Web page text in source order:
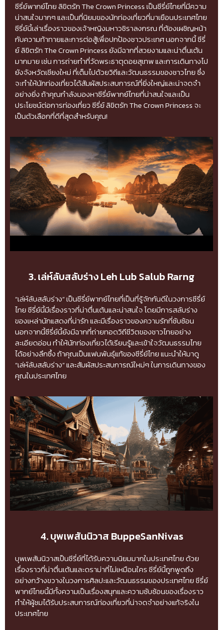
ซีรี่ย์พากย์ไทย ลิขิตรัก The Crown Princess เป็นซีรี่ย์ไทยที่มีความ
น่าสนใจมากๆ และเป็นที่นิยมของนักท่องเที่ยวที่มาเยือนประเทศไทย
ซีรี่ย์นี้เล่าเรื่องราวของเจ้าหญิงมหาวชิราลงกรณ ที่ต้องเผชิญหน้า
กับความท้าทายและการต่อสู้เพื่อปกป้องชาวประเทศ นอกจากนี้ ซีรี่
ย์ ลิขิตรัก The Crown Princess ยังมีฉากที่สวยงามและน่าตื่นเต้น
มากมาย เช่น การถ่ายทำที่วัดพระธาตุดอยสุเทพ และการเดินทางไป
ยังจังหวัดเชียงใหม่ ที่เต็มไปด้วยวิถีและวัฒนธรรมของชาวไทย ซึ่ง
จะทำให้นักท่องเที่ยวได้สัมผัสประสบการณ์ที่ยิ่งใหญ่และน่าจดจำ
อย่างยิ่ง ถ้าคุณกำลังมองหาซีรี่ย์พากย์ไทยที่น่าสนใจและเป็น
ประโยชน์ต่อการท่องเที่ยว ซีรี่ย์ ลิขิตรัก The Crown Princess จะ
เป็นตัวเลือกที่ดีที่สุดสำหรับคุณ!
3. เล่ห์ลับสลับร่าง Leh Lub Salub Rarng
“เล่ห์ลับสลับร่าง” เป็นซีรี่ย์พากย์ไทยที่เป็นที่รู้จักกันดีในวงการซีรี่ย์
ไทย ซีรี่ย์นี้มีเรื่องราวที่น่าตื่นเต้นและน่าสนใจ โดยมีการสลับร่าง
ของเหล่านักแสดงที่น่ารัก และมีเรื่องราวของความรักที่ซับซ้อน
นอกจากนี้ซีรี่ย์นี้ยังมีฉากที่ถ่ายทอดวิถีชีวิตของชาวไทยอย่าง
ละเอียดอ่อน ทำให้นักท่องเที่ยวได้เรียนรู้และเข้าใจวัฒนธรรมไทย
ได้อย่างลึกซึ้ง ถ้าคุณเป็นแฟนพันธุ์แท้ของซีรี่ย์ไทย แนะนำให้มาดู
“เล่ห์ลับสลับร่าง” และสัมผัสประสบการณ์ใหม่ๆ ในการเดินทางของ
คุณในประเทศไทย
4. บุพเพสันนิวาส BuppeSanNivas
บุพเพสันนิวาสเป็นซีรี่ย์ที่ได้รับความนิยมมากในประเทศไทย ด้วย
เรื่องราวที่น่าตื่นเต้นและดราม่าที่ไม่เหมือนใคร ซีรี่ย์นี้ถูกพูดถึง
อย่างกว้างขวางในวงการศิลปะและวัฒนธรรมของประเทศไทย ซีรี่ย์
พากย์ไทยนี้มีทั้งความเป็นเรื่องสนุกและความซับซ้อนของเรื่องราว
ทำให้ผู้ชมได้รับประสบการณ์ท่องเที่ยวที่น่าจดจำอย่างแท้จริงใน
ประเทศไทย